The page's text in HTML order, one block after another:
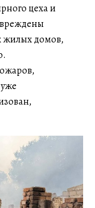
цеха и
жилых домов,